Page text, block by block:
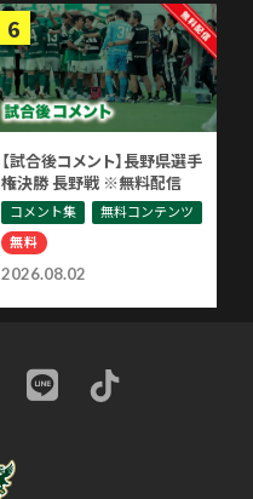
2026.08.02
【試合後コメント】長野県選手
権決勝 長野戦 ※無料配信
コメント集
無料コンテンツ
無料